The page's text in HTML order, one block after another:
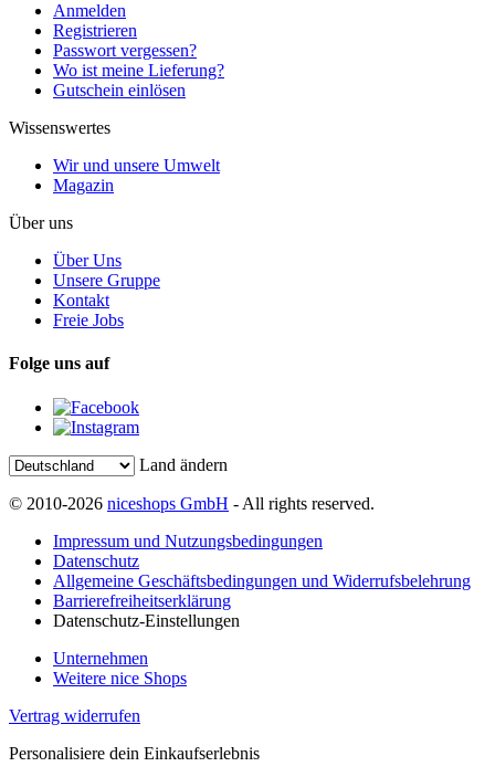
Anmelden
Registrieren
Passwort vergessen?
Wo ist meine Lieferung?
Gutschein einlösen
Wissenswertes
Wir und unsere Umwelt
Magazin
Über uns
Über Uns
Unsere Gruppe
Kontakt
Freie Jobs
Folge uns auf
Land ändern
© 2010-2026 niceshops GmbH - All rights reserved.
Impressum und Nutzungsbedingungen
Datenschutz
Allgemeine Geschäftsbedingungen und Widerrufsbelehrung
Barrierefreiheitserklärung
Datenschutz-Einstellungen
Unternehmen
Weitere nice Shops
Vertrag widerrufen
Personalisiere dein Einkaufserlebnis